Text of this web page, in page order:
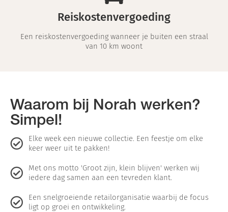
Reiskostenvergoeding
Een reiskostenvergoeding wanneer je buiten een straal
van 10 km woont
Waarom bij Norah werken?
Simpel!
Elke week een nieuwe collectie. Een feestje om elke
keer weer uit te pakken!
Met ons motto 'Groot zijn, klein blijven' werken wij
iedere dag samen aan een tevreden klant.
Een snelgroeiende retailorganisatie waarbij de focus
ligt op groei en ontwikkeling.